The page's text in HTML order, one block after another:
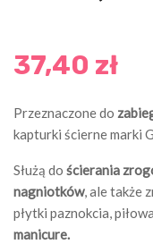
37,40 zł
Przeznaczone do
kapturki ścierne marki
Służą do ścierania
nagniotków, ale także
płytki paznokcia,
manicure.